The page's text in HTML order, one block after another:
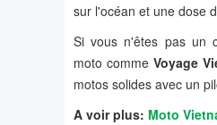
sur l'océan et une dose
Si vous n'êtes pas un
moto commeVoyage
motos solides avec un
A voir plus: Moto